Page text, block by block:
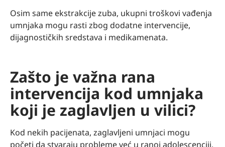
Osim same ekstrakcije zuba, ukupni troškovi vađenja
umnjaka mogu rasti zbog dodatne intervencije,
dijagnostičkih sredstava i medikamenata.
Zašto je važna rana
intervencija kod umnjaka
koji je zaglavljen u vilici?
Kod nekih pacijenata, zaglavljeni umnjaci mogu
početi da stvaraju probleme već u ranoj adolescenciji,